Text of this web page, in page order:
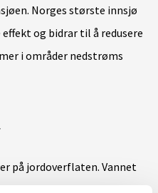
Norges største innsjø
og bidrar til å redusere
i områder nedstrøms
på jordoverflaten. Vannet